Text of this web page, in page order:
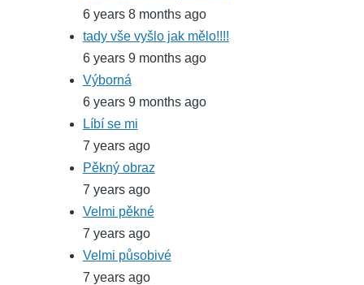
6 years 8 months ago
tady vše vyšlo jak mělo!!!!
6 years 9 months ago
Výborná
6 years 9 months ago
Líbí se mi
7 years ago
Pěkný obraz
7 years ago
Velmi pěkné
7 years ago
Velmi působivé
7 years ago